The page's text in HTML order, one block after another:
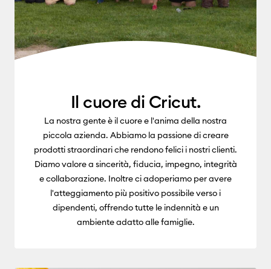
Il cuore di Cricut.
La nostra gente è il cuore e l'anima della nostra
piccola azienda. Abbiamo la passione di creare
prodotti straordinari che rendono felici i nostri clienti.
Diamo valore a sincerità, fiducia, impegno, integrità
e collaborazione. Inoltre ci adoperiamo per avere
l'atteggiamento più positivo possibile verso i
dipendenti, offrendo tutte le indennità e un
ambiente adatto alle famiglie.